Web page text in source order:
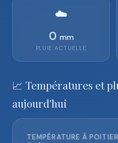
☁️
0 mm
PLUIE ACTUELLE
📈 Températures et
aujourd'hui
TEMPÉRATURE À